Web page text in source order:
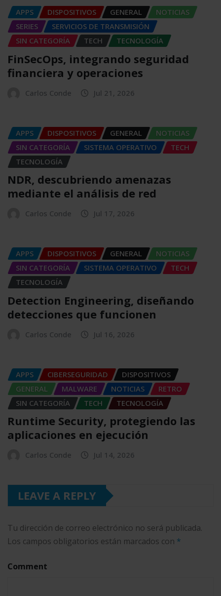
APPS DISPOSITIVOS GENERAL
NOTICIAS
SERIES
SERVICIOS DE TRANSMISIÓN
SIN CATEGORÍA
TECH TECNOLOGÍA
FinSecOps, integrando seguridad
financiera y operaciones
Carlos Conde Jul 21, 2026
APPS DISPOSITIVOS GENERAL
NOTICIAS
SIN CATEGORÍA
SISTEMA OPERATIVO
TECH
TECNOLOGÍA
NDR, descubriendo amenazas
mediante el análisis de red
Carlos Conde Jul 17, 2026
APPS DISPOSITIVOS GENERAL
NOTICIAS
SIN CATEGORÍA
SISTEMA OPERATIVO
TECH
TECNOLOGÍA
Detection Engineering, diseñando
detecciones que funcionen
Carlos Conde Jul 16, 2026
APPS CIBERSEGURIDAD
DISPOSITIVOS
GENERAL
MALWARE NOTICIAS
RETRO
SIN CATEGORÍA
TECH TECNOLOGÍA
Runtime Security, protegiendo las
aplicaciones en ejecución
Carlos Conde Jul 14, 2026
LEAVE A REPLY
Tu dirección de correo electrónico no será publicada.
Los campos obligatorios están marcados con *
Comment